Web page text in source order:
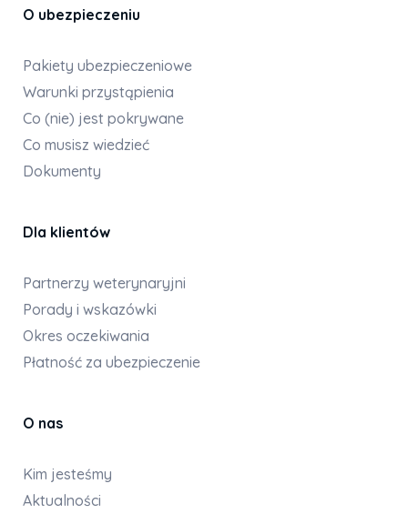
O ubezpieczeniu
Pakiety ubezpieczeniowe
Warunki przystąpienia
Co (nie) jest pokrywane
Co musisz wiedzieć
Dokumenty
Dla klientów
Partnerzy weterynaryjni
Porady i wskazówki
Okres oczekiwania
Płatność za ubezpieczenie
O nas
Kim jesteśmy
Aktualności